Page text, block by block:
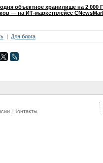
объектное хранилище на 2 000
― на ИТ-маркетплейсе
Для блога
Контакты